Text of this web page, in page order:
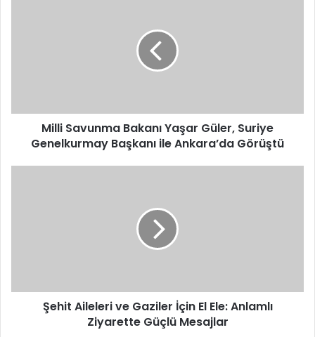
ile
Ankara’da
Görüştü
Milli Savunma Bakanı Yaşar Güler, Suriye
Genelkurmay Başkanı ile Ankara’da Görüştü
Ziyarette
Şehit Aileleri ve Gaziler İçin El Ele: Anlamlı
Ziyarette Güçlü Mesajlar